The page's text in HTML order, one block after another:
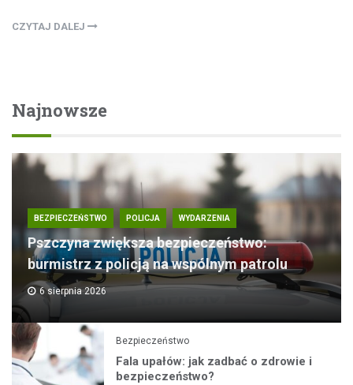
CZYTAJ DALEJ
Najnowsze
BEZPIECZEŃSTWO POLICJA WYDARZENIA
Pszczyna zwiększa bezpieczeństwo:
burmistrz z policją na wspólnym patrolu
6 sierpnia 2026
Bezpieczeństwo
Fala upałów: jak zadbać o zdrowie i
bezpieczeństwo?